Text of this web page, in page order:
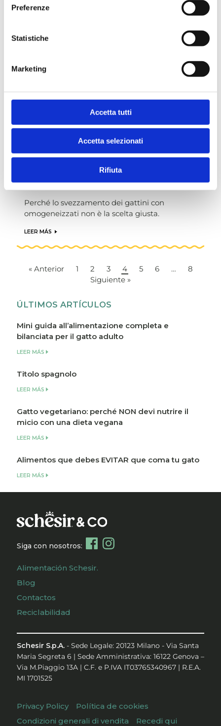
Preferenze
Statistiche
Marketing
Accetta tutti
Accetta selezionati
Rifiuta
Consigli e indicazioni da seguire se il gatto non
ALIMENTAZIONE PER GATTO GATTO
Svezzamento dei gattini con
omogeneizzati: perché non è la scelta
giusta e quali alternative scegliere
Perché lo svezzamento dei gattini con
omogeneizzati non è la scelta giusta.
LEER MÁS
« Anterior 1 2 3 4 5 6 …
8
Siguiente »
ÚLTIMOS ARTÍCULOS
Mini guida all’alimentazione completa e
bilanciata per il gatto adulto
LEER MÁS
Titolo spagnolo
LEER MÁS
Gatto vegetariano: perché NON devi nutrire il
micio con una dieta vegana
LEER MÁS
Alimentos que debes EVITAR que coma tu gato
LEER MÁS
Siga con nosotros:
Alimentación Schesir.
Blog
Contactos
Reciclabilidad
Schesir S.p.A.- Sede Legale: 20123 Milano - Via Santa
Maria Segreta 6 | Sede Amministrativa: 16122 Genova –
Via M.Piaggio 13A | C.F. e P.IVA IT03765340967 | R.E.A.
MI 1701525
Privacy Policy
Política de cookies
Condizioni generali di vendita
Recedi qui